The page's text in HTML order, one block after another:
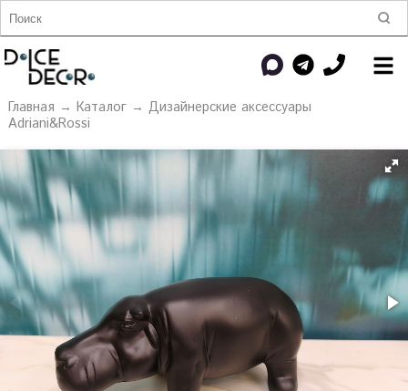
Главная → Каталог→ Дизайнерские аксессуары
Adriani&Rossi